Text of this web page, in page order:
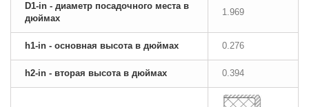
D1-in - диаметр посадочного места в
дюймах
1.969
h1-in - основная высота в дюймах 0.276
h2-in - вторая высота в дюймах 0.394